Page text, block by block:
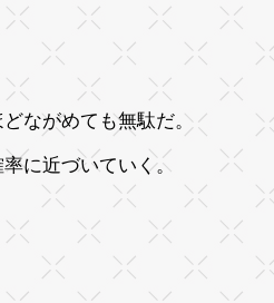
ながめても無駄だ。
に近づいていく。